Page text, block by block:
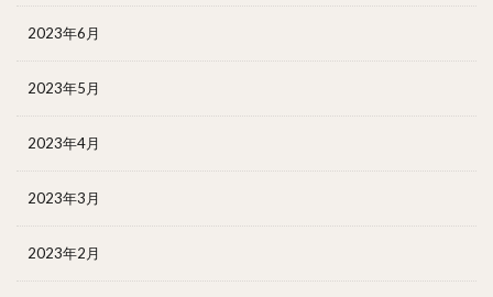
2023年6月
2023年5月
2023年4月
2023年3月
2023年2月